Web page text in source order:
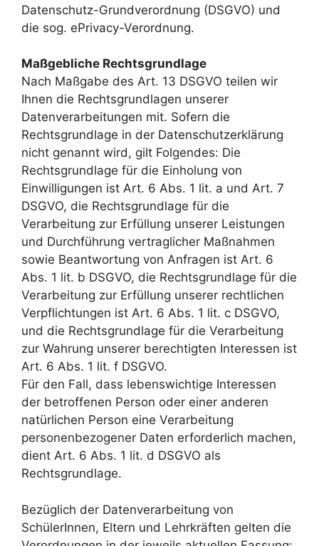
Datenschutz-Grundverordnung (DSGVO) und
die sog. ePrivacy-Verordnung.
Maßgebliche Rechtsgrundlage
Nach Maßgabe des Art. 13 DSGVO teilen wir
Ihnen die Rechtsgrundlagen unserer
Datenverarbeitungen mit. Sofern die
Rechtsgrundlage in der Datenschutzerklärung
nicht genannt wird, gilt Folgendes: Die
Rechtsgrundlage für die Einholung von
Einwilligungen ist Art. 6 Abs. 1 lit. a und Art. 7
DSGVO, die Rechtsgrundlage für die
Verarbeitung zur Erfüllung unserer Leistungen
und Durchführung vertraglicher Maßnahmen
sowie Beantwortung von Anfragen ist Art. 6
Abs. 1 lit. b DSGVO, die Rechtsgrundlage für die
Verarbeitung zur Erfüllung unserer rechtlichen
Verpflichtungen ist Art. 6 Abs. 1 lit. c DSGVO,
und die Rechtsgrundlage für die Verarbeitung
zur Wahrung unserer berechtigten Interessen ist
Art. 6 Abs. 1 lit. f DSGVO.
Für den Fall, dass lebenswichtige Interessen
der betroffenen Person oder einer anderen
natürlichen Person eine Verarbeitung
personenbezogener Daten erforderlich machen,
dient Art. 6 Abs. 1 lit. d DSGVO als
Rechtsgrundlage.
Bezüglich der Datenverarbeitung von
SchülerInnen, Eltern und Lehrkräften gelten die